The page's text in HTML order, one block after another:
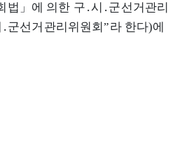
법」에 의한 구․시․군선거관리
군선거관리위원회”라 한다)에